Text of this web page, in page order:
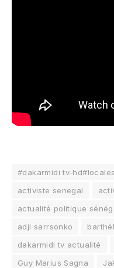
#dakarmidi tv-
activiste senegal
actualité politique
adji sarrsonko
dakarmidi tv actualité
Guy Marius Sagna